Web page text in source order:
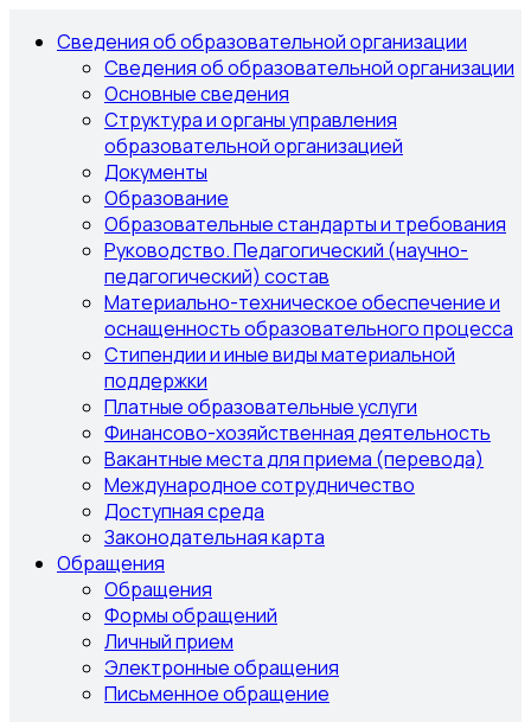
Сведения об образовательной организации
Сведения об образовательной организации
Основные сведения
Структура и органы управления
образовательной организацией
Документы
Образование
Образовательные стандарты и требования
Руководство. Педагогический (научно-
педагогический) состав
Материально-техническое обеспечение и
оснащенность образовательного процесса
Стипендии и иные виды материальной
поддержки
Платные образовательные услуги
Финансово-хозяйственная деятельность
Вакантные места для приема (перевода)
Международное сотрудничество
Доступная среда
Законодательная карта
Обращения
Обращения
Формы обращений
Личный прием
Электронные обращения
Письменное обращение